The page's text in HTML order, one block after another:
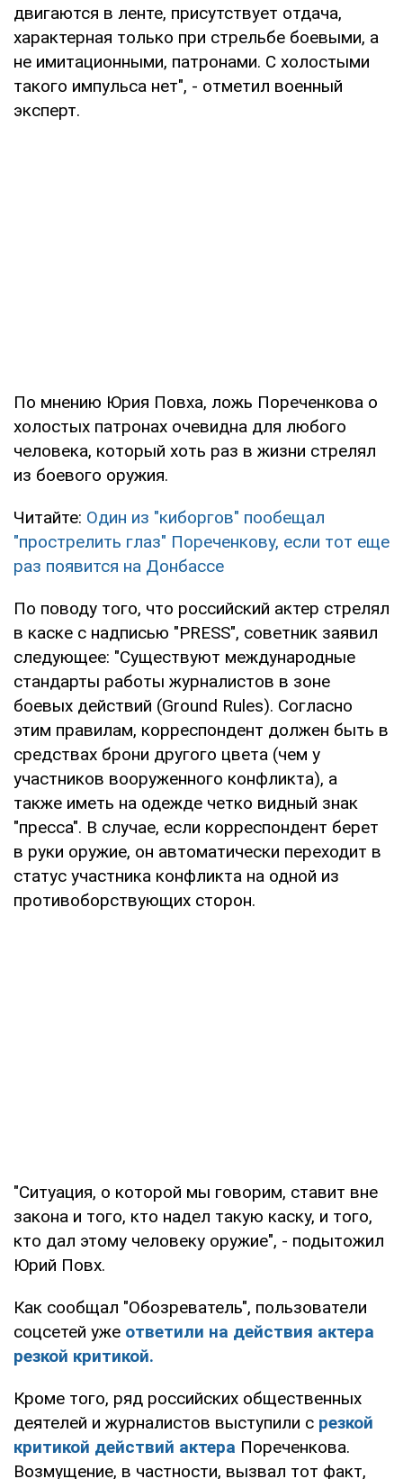
двигаются в ленте, присутствует отдача,
характерная только при стрельбе боевыми, а
не имитационными, патронами. С холостыми
такого импульса нет", - отметил военный
эксперт.
По мнению Юрия Повха, ложь Пореченкова о
холостых патронах очевидна для любого
человека, который хоть раз в жизни стрелял
из боевого оружия.
Читайте: Один из "киборгов" пообещал
"прострелить глаз" Пореченкову, если тот еще
раз появится на Донбассе
По поводу того, что российский актер стрелял
в каске с надписью "PRESS", советник заявил
следующее: "Существуют международные
стандарты работы журналистов в зоне
боевых действий (Ground Rules). Согласно
этим правилам, корреспондент должен быть в
средствах брони другого цвета (чем у
участников вооруженного конфликта), а
также иметь на одежде четко видный знак
"пресса". В случае, если корреспондент берет
в руки оружие, он автоматически переходит в
статус участника конфликта на одной из
противоборствующих сторон.
"Ситуация, о которой мы говорим, ставит вне
закона и того, кто надел такую каску, и того,
кто дал этому человеку оружие", - подытожил
Юрий Повх.
Как сообщал "Обозреватель", пользователи
соцсетей уже ответили на действия актера
резкой критикой.
Кроме того, ряд российских общественных
деятелей и журналистов выступили с резкой
критикой действий актера Пореченкова.
Возмущение, в частности, вызвал тот факт,